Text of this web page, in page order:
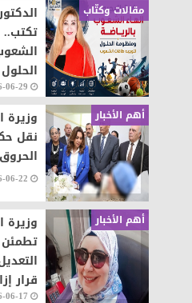
مقالات وكتّاب
تكتب..
06-29
أهم الأخبار
وزيرة
نقل
06-22
أهم الأخبار
وزيرة
قرار
06-17